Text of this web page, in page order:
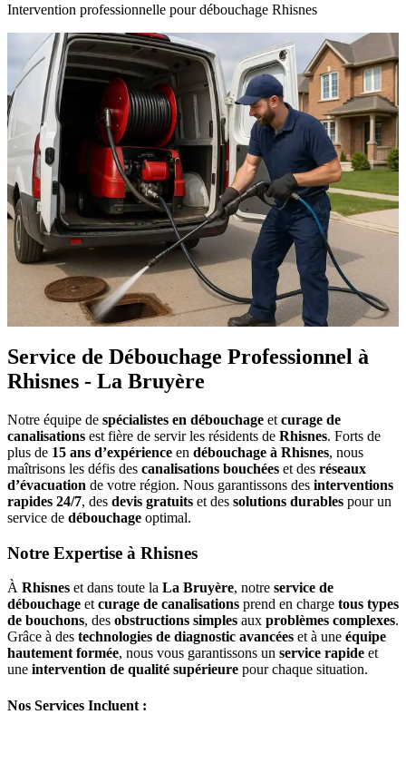
Intervention professionnelle pour débouchage Rhisnes
Service de Débouchage Professionnel à
Rhisnes - La Bruyère
Notre équipe de spécialistes en débouchage et curage de
canalisations est fière de servir les résidents de Rhisnes. Forts de
plus de 15 ans d’expérience en débouchage à Rhisnes, nous
maîtrisons les défis des canalisations bouchées et des réseaux
d’évacuation de votre région. Nous garantissons des interventions
rapides 24/7, des devis gratuits et des solutions durables pour un
service de débouchage optimal.
Notre Expertise à Rhisnes
À Rhisnes et dans toute la La Bruyère, notre service de
débouchage et curage de canalisations prend en charge tous types
de bouchons, des obstructions simples aux problèmes complexes.
Grâce à des technologies de diagnostic avancées et à une équipe
hautement formée, nous vous garantissons un service rapide et
une intervention de qualité supérieure pour chaque situation.
Nos Services Incluent :